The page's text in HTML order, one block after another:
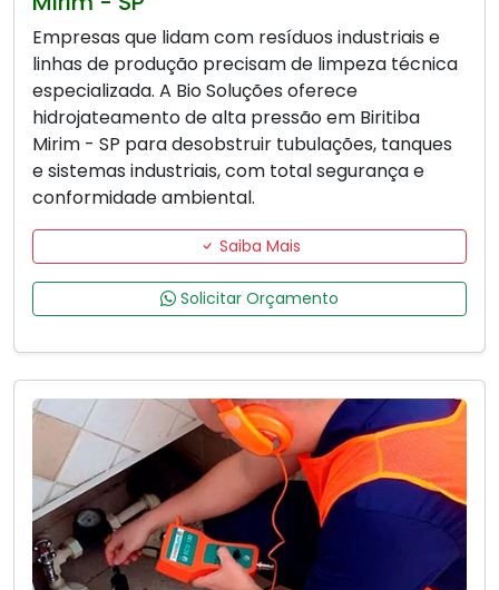
Empresas que lidam com resíduos industriais e
linhas de produção precisam de limpeza técnica
especializada. A Bio Soluções oferece
hidrojateamento de alta pressão em Biritiba
Mirim - SP para desobstruir tubulações, tanques
e sistemas industriais, com total segurança e
conformidade ambiental.
Saiba Mais
Solicitar Orçamento